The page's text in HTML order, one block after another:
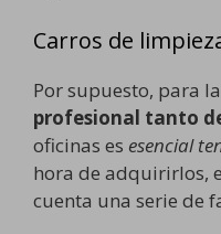
Carros de
Por supuesto, para la
profesional tanto
oficinas es esencial
hora de adquirirlos,
cuenta una serie de